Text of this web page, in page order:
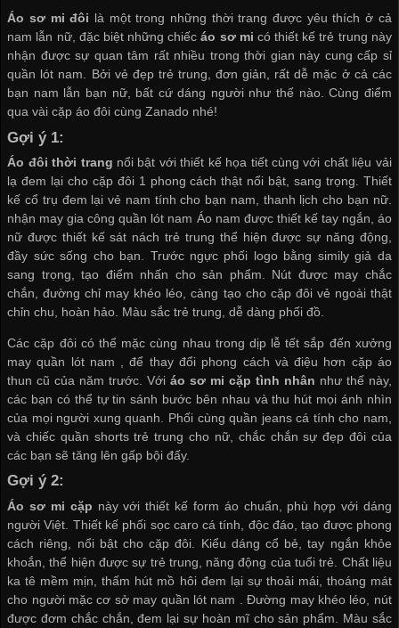
Áo sơ mi đôi là một trong những thời trang được yêu thích ở cả
nam lẫn nữ, đặc biệt những chiếcáo sơ mi có thiết kế trẻ trung này
nhận được sự quan tâm rất nhiều trong thời gian này cung cấp sỉ
quần lót nam. Bởi vẻ đẹp trẻ trung, đơn giản, rất dễ mặc ở cả các
bạn nam lẫn bạn nữ, bất cứ dáng người như thế nào. Cùng điểm
qua vài cặp áo đôi cùng Zanado nhé!
Gợi ý 1:
Áo đôi thời trang nổi bật với thiết kế họa tiết cùng với chất liệu vải
lạ đem lại cho cặp đôi 1 phong cách thật nổi bật, sang trọng. Thiết
kế cổ trụ đem lại vẻ nam tính cho bạn nam, thanh lịch cho bạn nữ.
nhận may gia công quần lót nam Áo nam được thiết kế tay ngắn, áo
nữ được thiết kế sát nách trẻ trung thể hiện được sự năng động,
đầy sức sống cho bạn. Trước ngực phối logo bằng simily giả da
sang trọng, tạo điểm nhấn cho sản phẩm. Nút được may chắc
chắn, đường chỉ may khéo léo, càng tạo cho cặp đôi vẻ ngoài thật
chỉn chu, hoàn hảo. Màu sắc trẻ trung, dễ dàng phối đồ.
Các cặp đôi có thể mặc cùng nhau trong dịp lễ tết sắp đến xưởng
may quần lót nam , để thay đổi phong cách và điệu hơn cặp áo
thun cũ của năm trước. Vớiáo sơ mi cặp tình nhân như thế này,
các bạn có thể tự tin sánh bước bên nhau và thu hút mọi ánh nhìn
của mọi người xung quanh. Phối cùng quần jeans cá tính cho nam,
và chiếc quần shorts trẻ trung cho nữ, chắc chắn sự đẹp đôi của
các bạn sẽ tăng lên gấp bội đấy.
Gợi ý 2:
Áo sơ mi cặp này với thiết kế form áo chuẩn, phù hợp với dáng
người Việt. Thiết kế phối sọc caro cá tính, độc đáo, tạo được phong
cách riêng, nổi bật cho cặp đôi. Kiểu dáng cổ bẻ, tay ngắn khỏe
khoắn, thể hiện được sự trẻ trung, năng động của tuổi trẻ. Chất liệu
ka tê mềm mịn, thấm hút mồ hôi đem lại sự thoải mái, thoáng mát
cho người mặccơ sở may quần lót nam . Đường may khéo léo, nút
được đơm chắc chắn, đem lại sự hoàn mĩ cho sản phẩm. Màu sắc